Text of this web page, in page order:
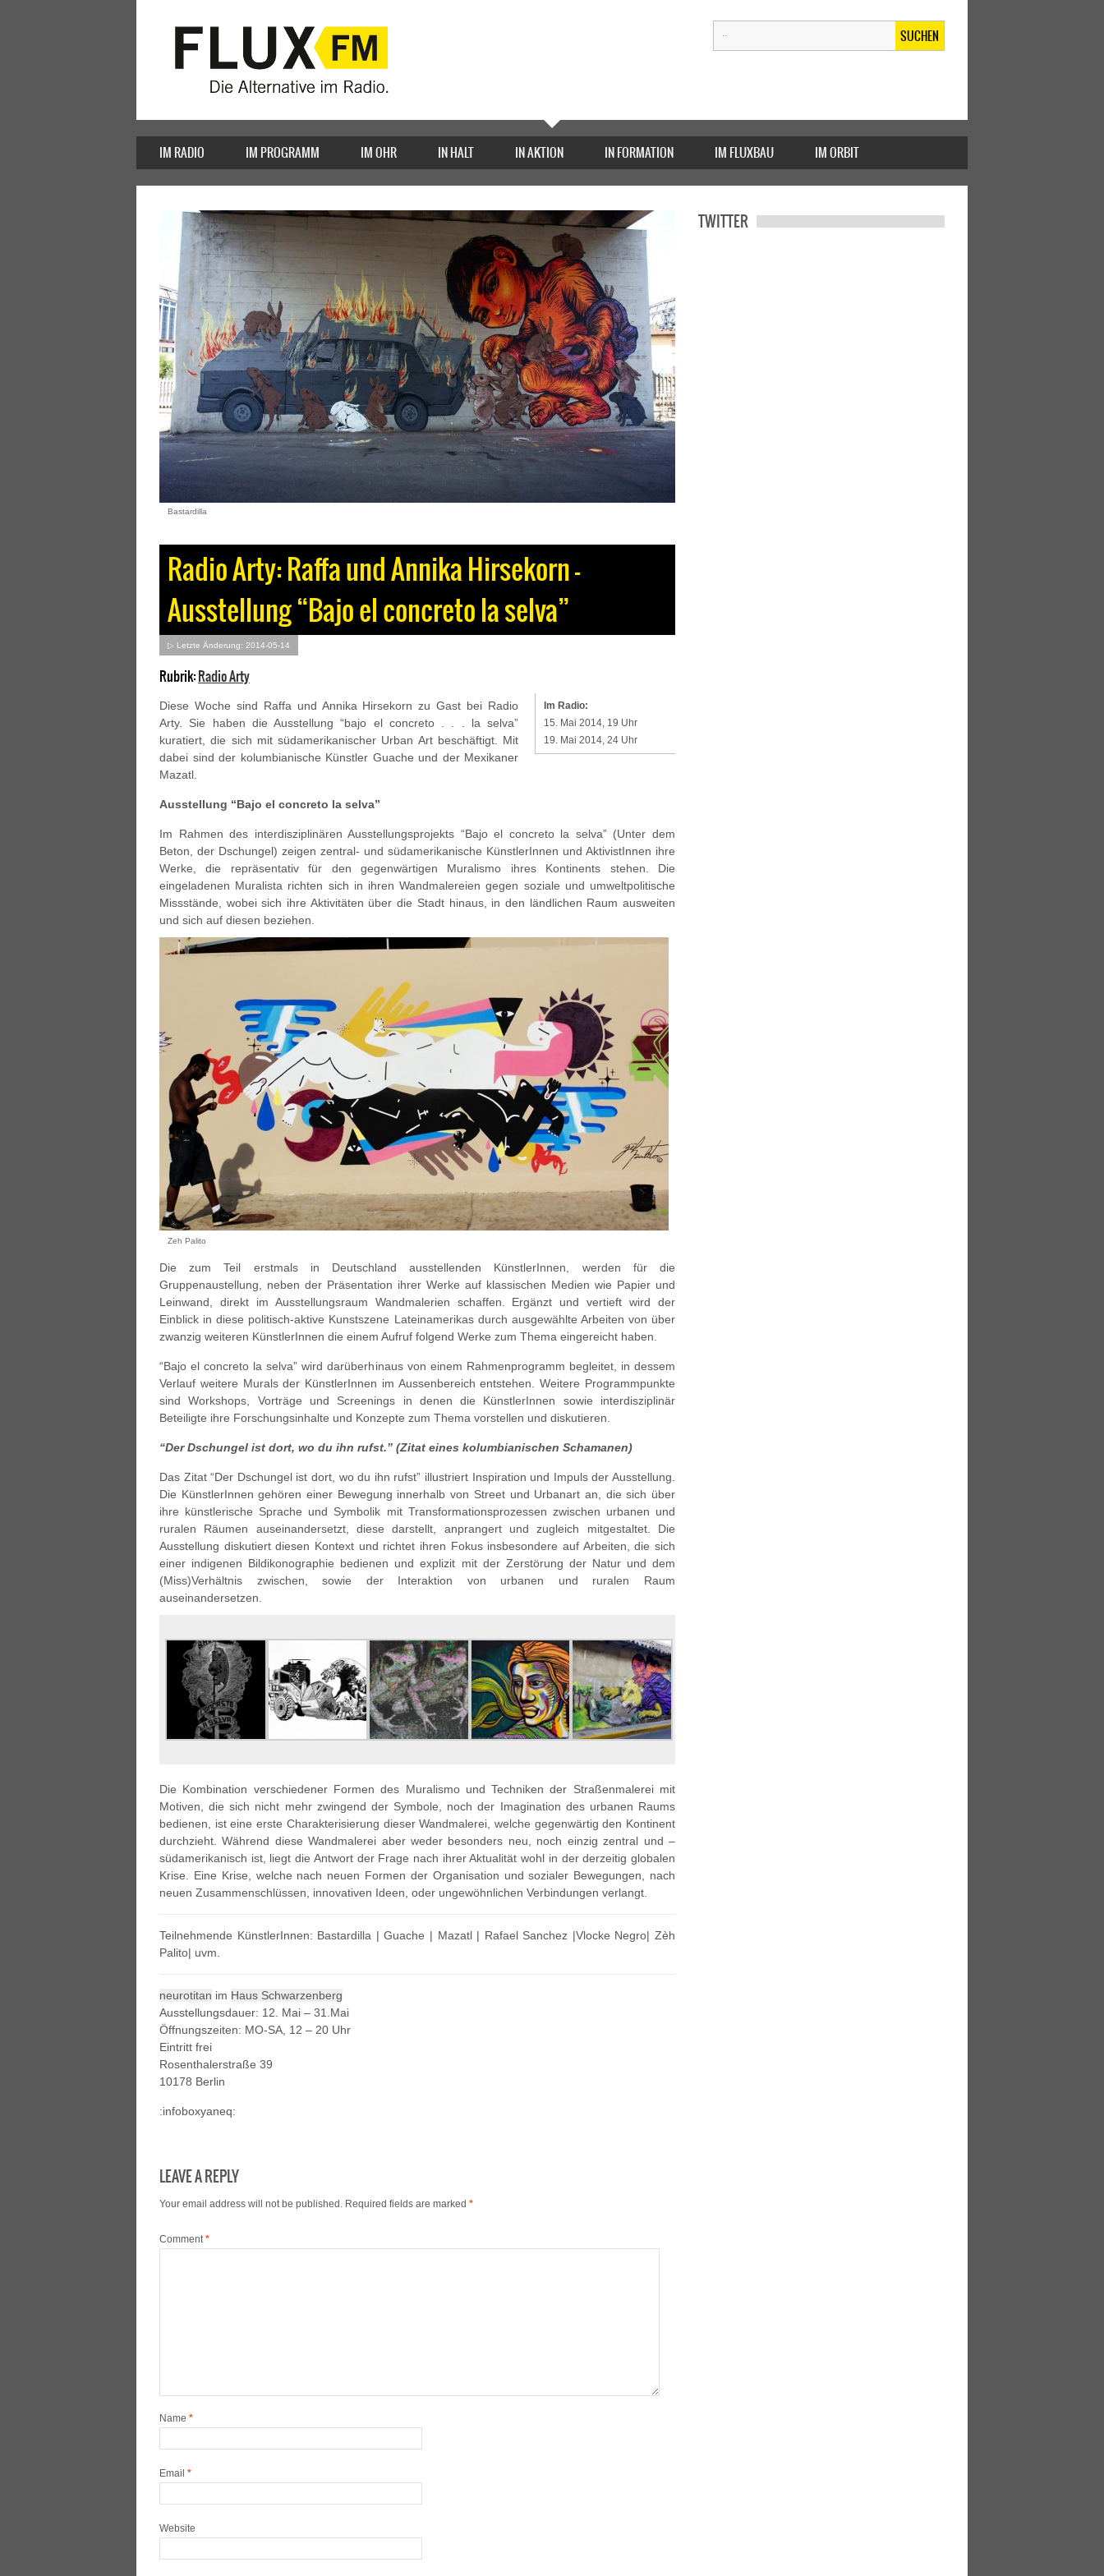
SUCHEN
IM RADIO IM PROGRAMM IM OHR IN HALT IN AKTION IN FORMATION IM FLUXBAU IM ORBIT
Bastardilla
Radio Arty: Raffa und Annika Hirsekorn –
Ausstellung “Bajo el concreto la selva”
▷ Letzte Änderung: 2014-05-14
Rubrik:Radio Arty
Im Radio:
15. Mai 2014, 19 Uhr
19. Mai 2014, 24 Uhr
Diese Woche sind Raffa und Annika Hirsekorn zu Gast bei Radio
Arty. Sie haben die Ausstellung “bajo el concreto . . . la selva”
kuratiert, die sich mit südamerikanischer Urban Art beschäftigt. Mit
dabei sind der kolumbianische Künstler Guache und der Mexikaner
Mazatl.
Ausstellung “Bajo el concreto la selva”
Im Rahmen des interdisziplinären Ausstellungsprojekts “Bajo el concreto la selva” (Unter dem
Beton, der Dschungel) zeigen zentral- und südamerikanische KünstlerInnen und AktivistInnen ihre
Werke, die repräsentativ für den gegenwärtigen Muralismo ihres Kontinents stehen. Die
eingeladenen Muralista richten sich in ihren Wandmalereien gegen soziale und umweltpolitische
Missstände, wobei sich ihre Aktivitäten über die Stadt hinaus, in den ländlichen Raum ausweiten
und sich auf diesen beziehen.
Zeh Palito
Die zum Teil erstmals in Deutschland ausstellenden KünstlerInnen, werden für die
Gruppenaustellung, neben der Präsentation ihrer Werke auf klassischen Medien wie Papier und
Leinwand, direkt im Ausstellungsraum Wandmalerien schaffen. Ergänzt und vertieft wird der
Einblick in diese politisch-aktive Kunstszene Lateinamerikas durch ausgewählte Arbeiten von über
zwanzig weiteren KünstlerInnen die einem Aufruf folgend Werke zum Thema eingereicht haben.
“Bajo el concreto la selva” wird darüberhinaus von einem Rahmenprogramm begleitet, in dessem
Verlauf weitere Murals der KünstlerInnen im Aussenbereich entstehen. Weitere Programmpunkte
sind Workshops, Vorträge und Screenings in denen die KünstlerInnen sowie interdisziplinär
Beteiligte ihre Forschungsinhalte und Konzepte zum Thema vorstellen und diskutieren.
“Der Dschungel ist dort, wo du ihn rufst.” (Zitat eines kolumbianischen Schamanen)
Das Zitat “Der Dschungel ist dort, wo du ihn rufst” illustriert Inspiration und Impuls der Ausstellung.
Die KünstlerInnen gehören einer Bewegung innerhalb von Street und Urbanart an, die sich über
ihre künstlerische Sprache und Symbolik mit Transformationsprozessen zwischen urbanen und
ruralen Räumen auseinandersetzt, diese darstellt, anprangert und zugleich mitgestaltet. Die
Ausstellung diskutiert diesen Kontext und richtet ihren Fokus insbesondere auf Arbeiten, die sich
einer indigenen Bildikonographie bedienen und explizit mit der Zerstörung der Natur und dem
(Miss)Verhältnis zwischen, sowie der Interaktion von urbanen und ruralen Raum
auseinandersetzen.
Die Kombination verschiedener Formen des Muralismo und Techniken der Straßenmalerei mit
Motiven, die sich nicht mehr zwingend der Symbole, noch der Imagination des urbanen Raums
bedienen, ist eine erste Charakterisierung dieser Wandmalerei, welche gegenwärtig den Kontinent
durchzieht. Während diese Wandmalerei aber weder besonders neu, noch einzig zentral und –
südamerikanisch ist, liegt die Antwort der Frage nach ihrer Aktualität wohl in der derzeitig globalen
Krise. Eine Krise, welche nach neuen Formen der Organisation und sozialer Bewegungen, nach
neuen Zusammenschlüssen, innovativen Ideen, oder ungewöhnlichen Verbindungen verlangt.
Teilnehmende KünstlerInnen: Bastardilla | Guache | Mazatl | Rafael Sanchez |Vlocke Negro| Zèh
Palito| uvm.
neurotitan im Haus Schwarzenberg
Ausstellungsdauer: 12. Mai – 31.Mai
Öffnungszeiten: MO-SA, 12 – 20 Uhr
Eintritt frei
Rosenthalerstraße 39
10178 Berlin
:infoboxyaneq:
LEAVE A REPLY
Your email address will not be published. Required fields are marked *
Comment *
Name *
Email *
Website
TWITTER